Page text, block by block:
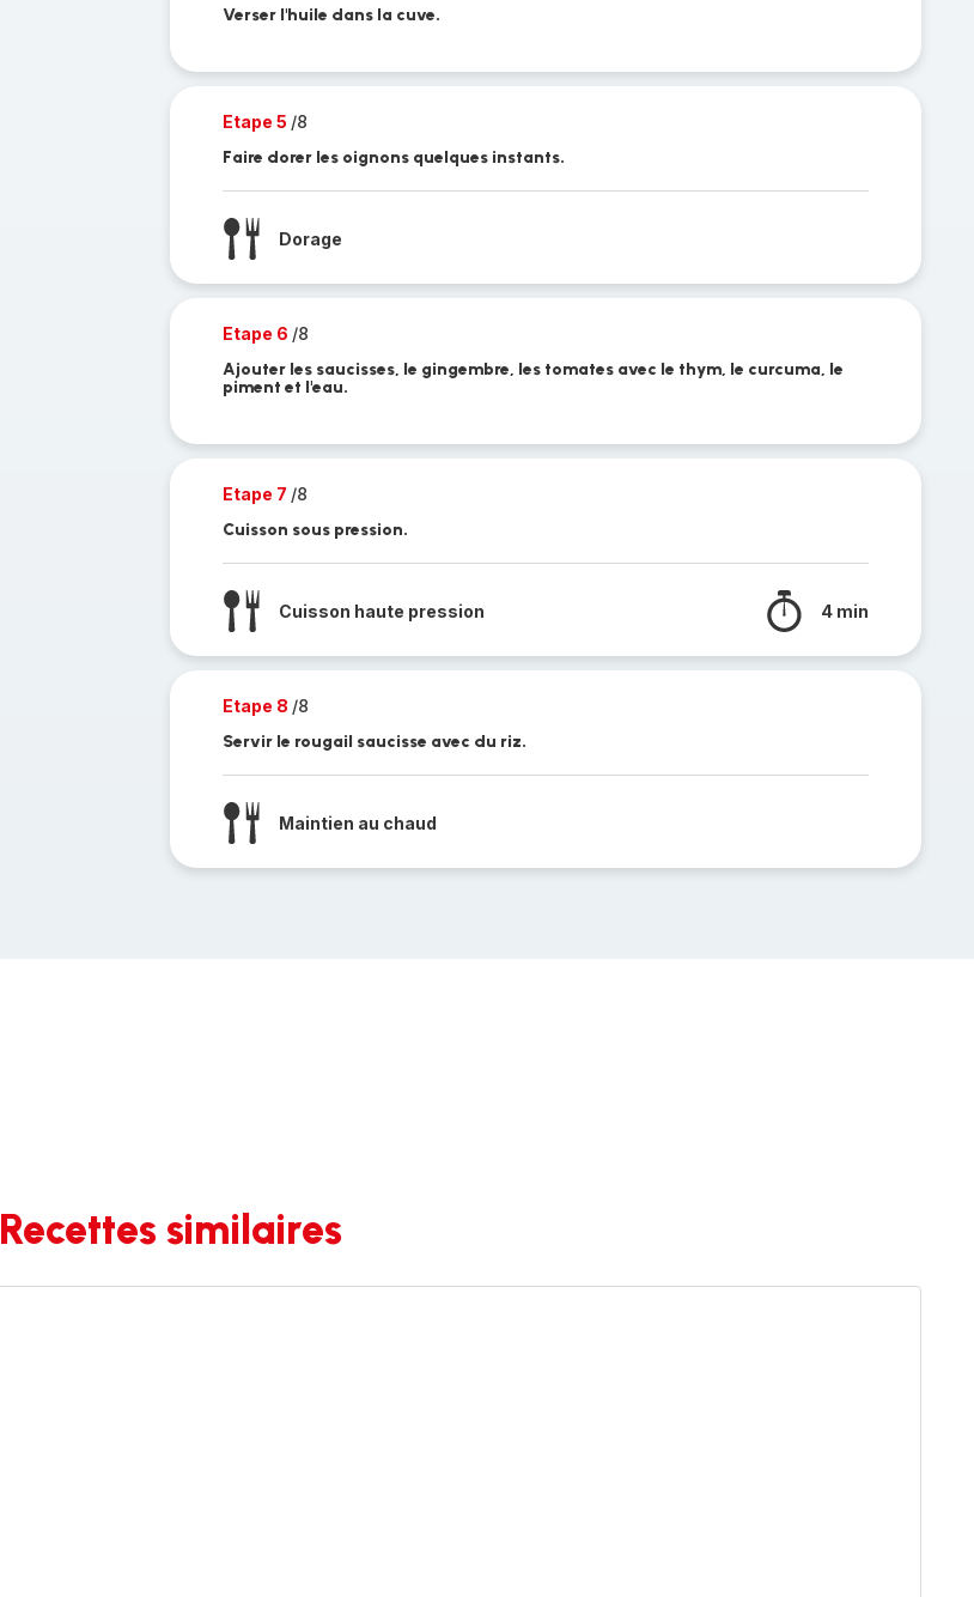
Verser l'huile dans la cuve.
Etape 5 /8
Faire dorer les oignons quelques instants.
Dorage
Etape 6 /8
Ajouter les saucisses, le gingembre, les tomates avec le thym, le curcuma, le
piment et l'eau.
Etape 7 /8
Cuisson sous pression.
Cuisson haute pression 4 min
Etape 8 /8
Servir le rougail saucisse avec du riz.
Maintien au chaud
Recettes similaires